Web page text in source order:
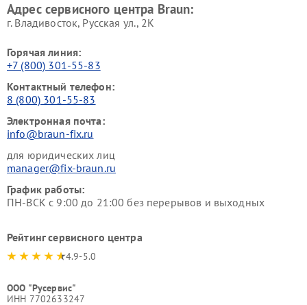
Адрес сервисного центра Braun:
г. Владивосток, Русская ул., 2К
Горячая линия:
+7 (800) 301-55-83
Контактный телефон:
8 (800) 301-55-83
Электронная почта:
info@braun-fix.ru
для юридических лиц
manager@fix-braun.ru
График работы:
ПН-ВСК с 9:00 до 21:00 без перерывов и выходных
Рейтинг сервисного центра
4.9-5.0
ООО "Русервис"
ИНН 7702633247